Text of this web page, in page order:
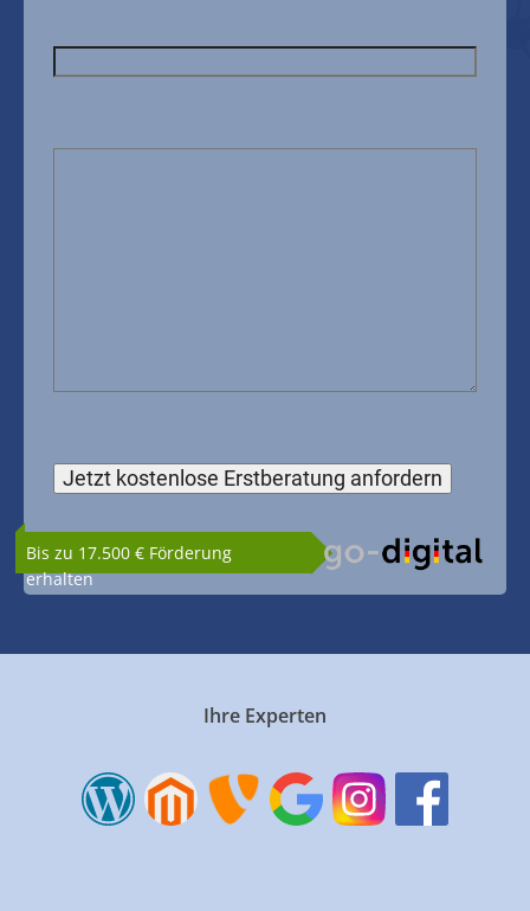
Bis zu 17.500 € Förderung
erhalten
Ihre Experten